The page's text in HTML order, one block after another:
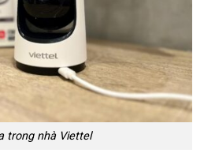
trong nhà Viettel